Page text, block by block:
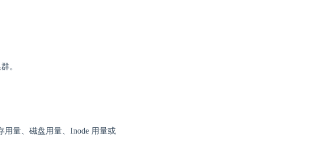
。
用量、磁盘用量、Inode 用量或